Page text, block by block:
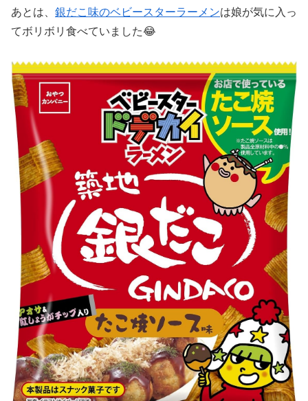
あとは、 銀だこ味のベビースターラーメンは娘が気に入っ
てボリボリ食べていました😂